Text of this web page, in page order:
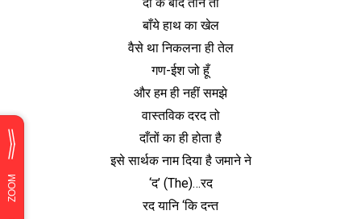
बाँये हाथ का खेल
वैसे था निकलना ही तेल
गण-ईश जो हूँ
और हम ही नहीं समझे
वास्तविक दरद तो
दाँतों का ही होता है
इसे सार्थक नाम दिया है जमाने ने
‘द’ (The)…रद
रद यानि ‘कि दन्त